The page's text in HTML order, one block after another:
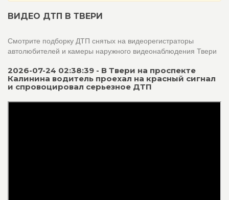
ВИДЕО ДТП В ТВЕРИ
Смотрите подборку ДТП снятых на видеорегистраторы
автолюбителей и камеры наружного видеонаблюдения Твери
2026-07-24 02:38:39 - В Твери на проспекте
Калинина водитель проехал на красный сигнал
и спровоцировал серьезное ДТП